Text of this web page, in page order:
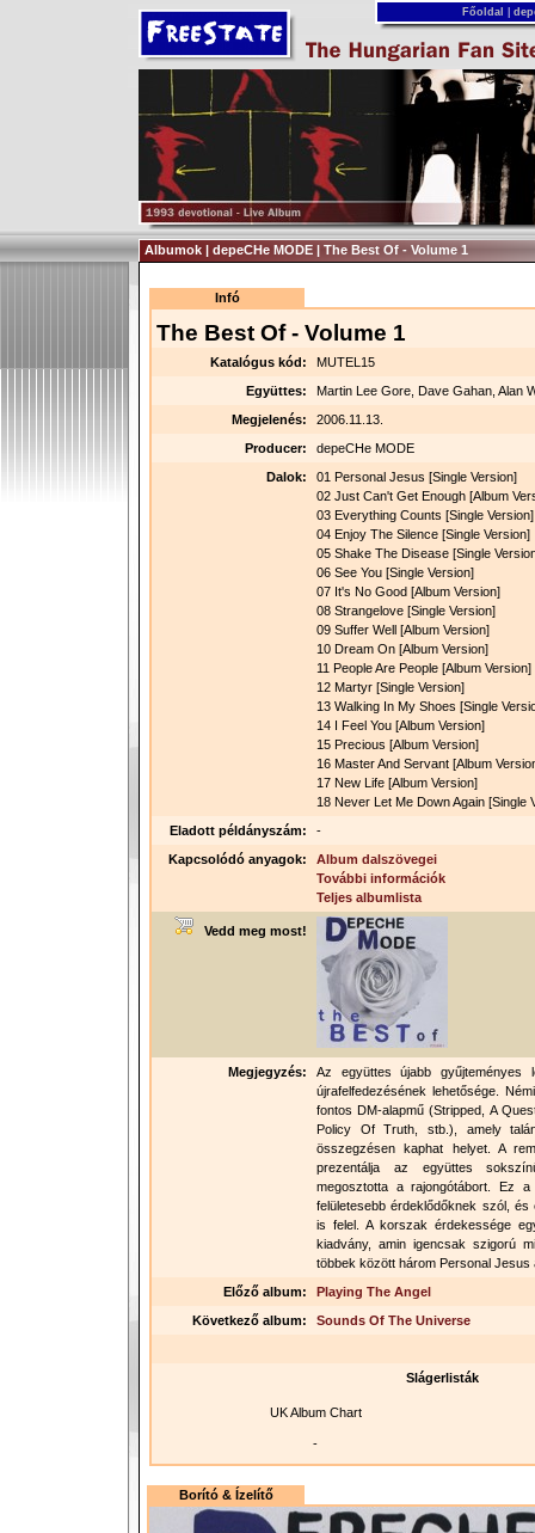
Főoldal
Albumok | depeCHe MODE | The Best Of - Volume 1
Infó
The Best Of - Volume 1
Katalógus kód:
MUTEL15
Együttes:
Martin Lee Gore, Dave Gahan, Alan
Megjelenés:
2006.11.13.
Producer:
depeCHe MODE
Dalok:
01 Personal Jesus [Single Version]
02 Just Can't Get Enough [Album
03 Everything Counts [Single Version]
04 Enjoy The Silence [Single Version]
05 Shake The Disease [Single
06 See You [Single Version]
07 It's No Good [Album Version]
08 Strangelove [Single Version]
09 Suffer Well [Album Version]
10 Dream On [Album Version]
11 People Are People [Album Version]
12 Martyr [Single Version]
13 Walking In My Shoes [Single
14 I Feel You [Album Version]
15 Precious [Album Version]
16 Master And Servant [Album
17 New Life [Album Version]
18 Never Let Me Down Again [Single
Eladott példányszám:
-
Kapcsolódó anyagok:
Album dalszövegei
További információk
Teljes albumlista
Vedd meg most!
Megjegyzés:
Az együttes újabb gyűjteményes
újrafelfedezésének lehetősége.
fontos DM-alapmű (Stripped, A
Policy Of Truth, stb.), amely
összegzésen kaphat helyet. A
prezentálja az együttes
megosztotta a rajongótábort. Ez
felületesebb érdeklődőknek szól,
is felel. A korszak érdekessége
kiadvány, amin igencsak szigorú
többek között három Personal Jesus
Előző album:
Playing The Angel
Következő album:
Sounds Of The Universe
Slágerlisták
UK Album Chart
-
Borító & Ízelítő